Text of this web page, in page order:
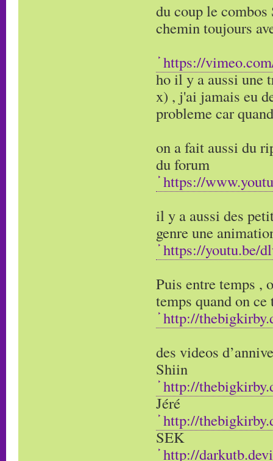
du coup le
chemin toujours
https://
ho il y a aussi une
x) , j'ai jamais eu
probleme car
on a fait aussi du
du forum
https://
il y a aussi des
genre une
https://youtu.be/
Puis entre temps ,
temps quand on
http://
des videos
Shiin
http://
Jéré
http://
SEK
http://